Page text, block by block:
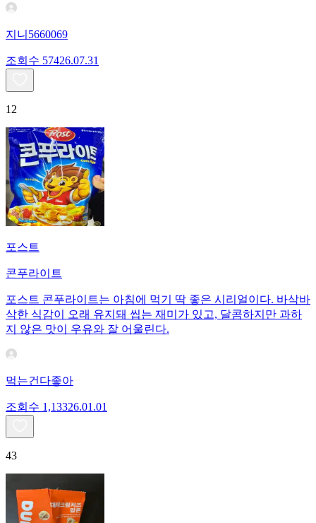
지니5660069
조회수 57426.07.31
12
포스트
콘푸라이트
포스트 콘푸라이트는 아침에 먹기 딱 좋은 시리얼이다. 바삭바
삭한 식감이 오래 유지돼 씹는 재미가 있고, 달콤하지만 과하
지 않은 맛이 우유와 잘 어울린다.
먹는건다좋아
조회수 1,13326.01.01
43